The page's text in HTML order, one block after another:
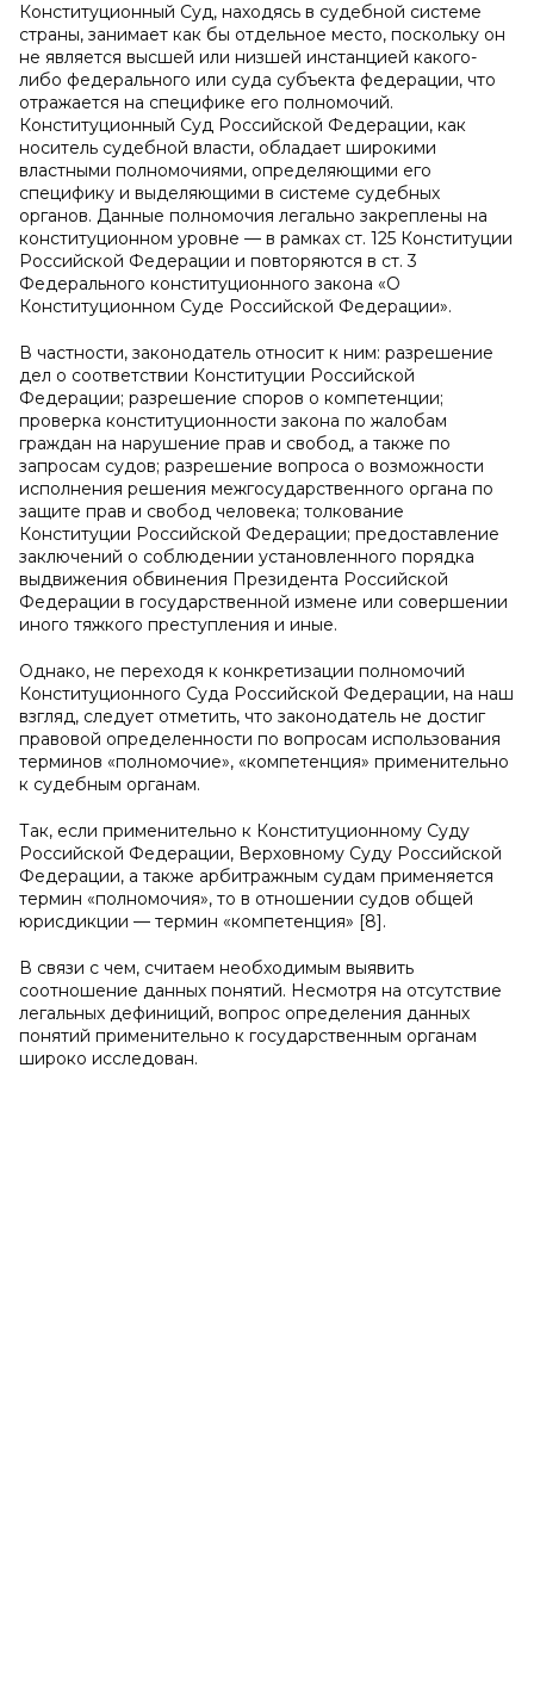
Конституционный Суд, находясь в судебной системе
страны, занимает как бы отдельное место, поскольку он
не является высшей или низшей инстанцией какого-
либо федерального или суда субъекта федерации, что
отражается на специфике его полномочий.
Конституционный Суд Российской Федерации, как
носитель судебной власти, обладает широкими
властными полномочиями, определяющими его
специфику и выделяющими в системе судебных
органов. Данные полномочия легально закреплены на
конституционном уровне — в рамках ст. 125 Конституции
Российской Федерации и повторяются в ст. 3
Федерального конституционного закона «О
Конституционном Суде Российской Федерации».
В частности, законодатель относит к ним: разрешение
дел о соответствии Конституции Российской
Федерации; разрешение споров о компетенции;
проверка конституционности закона по жалобам
граждан на нарушение прав и свобод, а также по
запросам судов; разрешение вопроса о возможности
исполнения решения межгосударственного органа по
защите прав и свобод человека; толкование
Конституции Российской Федерации; предоставление
заключений о соблюдении установленного порядка
выдвижения обвинения Президента Российской
Федерации в государственной измене или совершении
иного тяжкого преступления и иные.
Однако, не переходя к конкретизации полномочий
Конституционного Суда Российской Федерации, на наш
взгляд, следует отметить, что законодатель не достиг
правовой определенности по вопросам использования
терминов «полномочие», «компетенция» применительно
к судебным органам.
Так, если применительно к Конституционному Суду
Российской Федерации, Верховному Суду Российской
Федерации, а также арбитражным судам применяется
термин «полномочия», то в отношении судов общей
юрисдикции — термин «компетенция» [8].
В связи с чем, считаем необходимым выявить
соотношение данных понятий. Несмотря на отсутствие
легальных дефиниций, вопрос определения данных
понятий применительно к государственным органам
широко исследован.